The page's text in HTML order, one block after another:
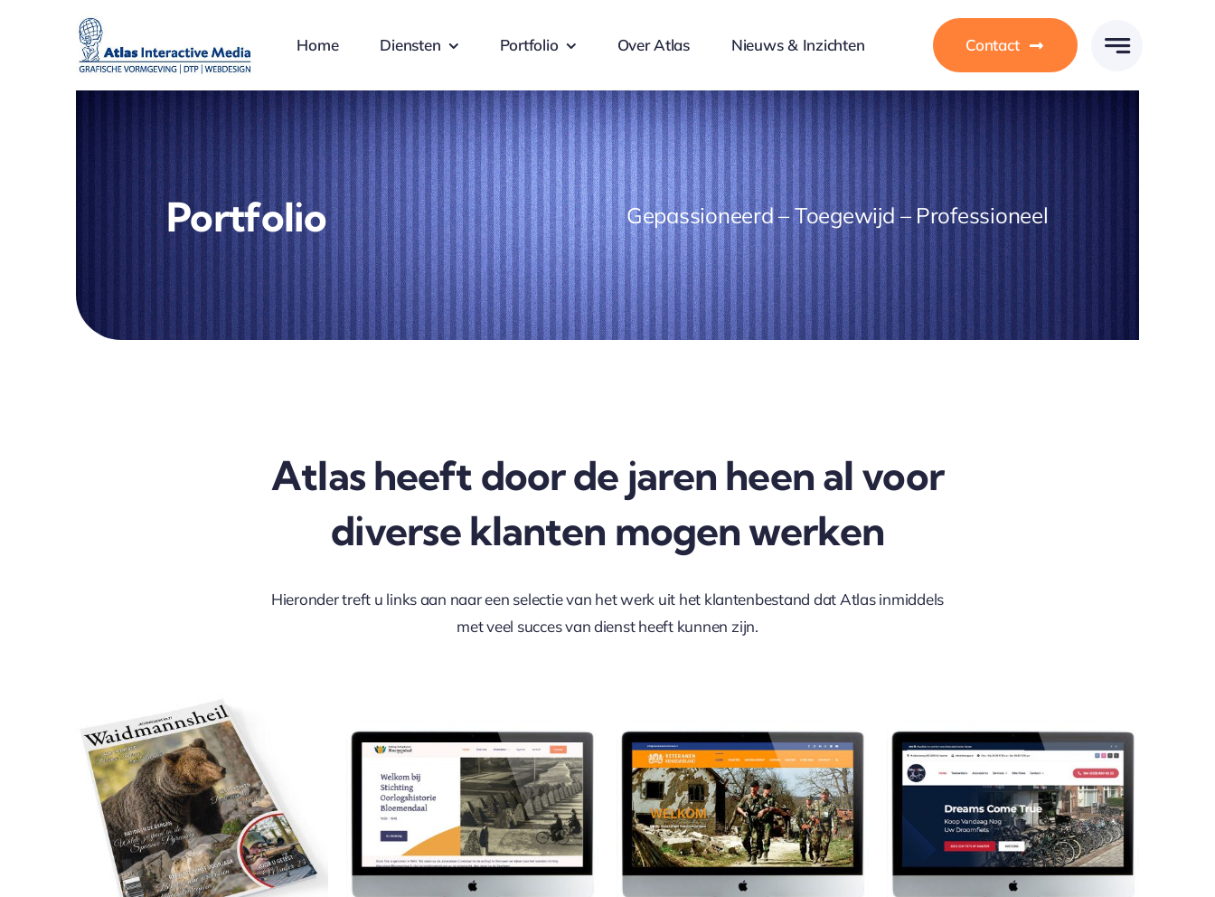
Home Diensten Portfolio Over Atlas Nieuws & Inzichten Contact
Portfolio Gepassioneerd – Toegewijd – Professioneel
Atlas heeft door de jaren heen al voor
diverse klanten mogen werken
Hieronder treft u links aan naar een selectie van het werk uit het klantenbestand dat Atlas inmiddels
met veel succes van dienst heeft kunnen zijn.